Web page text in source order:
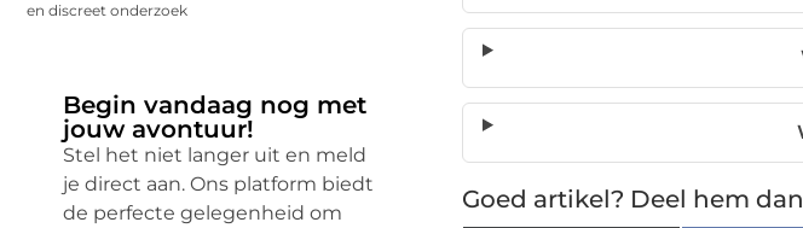
en discreet onderzoek
Begin vandaag nog met
jouw avontuur!
Stel het niet langer uit en meld
je direct aan. Ons platform biedt
de perfecte gelegenheid om
Goed artikel? Deel hem